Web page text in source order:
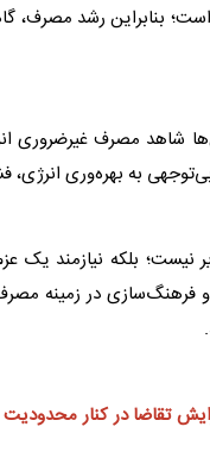
بنابراین رشد مصرف،
شاهد مصرف غیرضروری
به بهره‌وری انرژی،
نیست؛ بلکه نیازمند یک
فرهنگ‌سازی در زمینه
تقاضا در کنار